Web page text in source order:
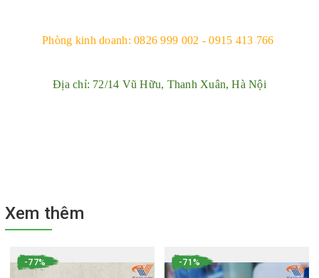
Phòng kinh doanh: 0826 999 002 - 0915 413 766
Địa chỉ: 72/14 Vũ Hữu, Thanh Xuân, Hà Nội
Xem thêm
-77% -71%